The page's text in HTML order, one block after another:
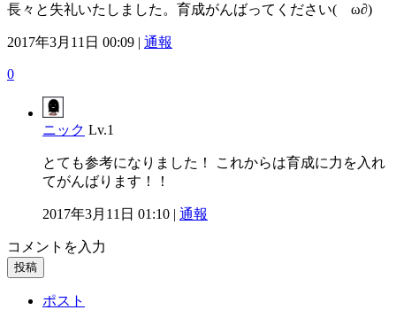
長々と失礼いたしました。育成がんばってください(ゝω∂)
2017年3月11日 00:09 | 通報
0
ニック Lv.1
とても参考になりました！ これからは育成に力を入れ
てがんばります！！
2017年3月11日 01:10 | 通報
コメントを入力
投稿
ポスト